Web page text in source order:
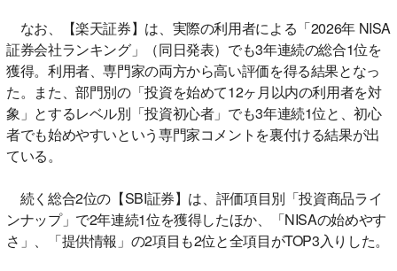
なお、【楽天証券】は、実際の利用者による「2026年 NISA
証券会社ランキング」（同日発表）でも3年連続の総合1位を
獲得。利用者、専門家の両方から高い評価を得る結果となっ
た。また、部門別の「投資を始めて12ヶ月以内の利用者を対
象」とするレベル別「投資初心者」でも3年連続1位と、初心
者でも始めやすいという専門家コメントを裏付ける結果が出
ている。
続く総合2位の【SBI証券】は、評価項目別「投資商品ライ
ンナップ」で2年連続1位を獲得したほか、「NISAの始めやす
さ」、「提供情報」の2項目も2位と全項目がTOP3入りした。